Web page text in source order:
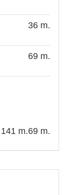
36 m.
69 m.
69 m.
141 m.